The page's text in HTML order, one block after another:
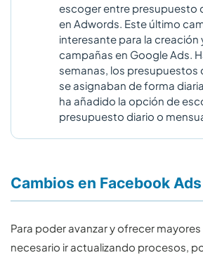
escoger entre presupuesto
en Adwords. Este último
interesante para la creación
campañas en Google Ads.
semanas, los presupuestos
se asignaban de forma
ha añadido la opción de
presupuesto diario o
Cambios en Facebook Ads
Para poder avanzar y ofrecer
necesario ir actualizando procesos,